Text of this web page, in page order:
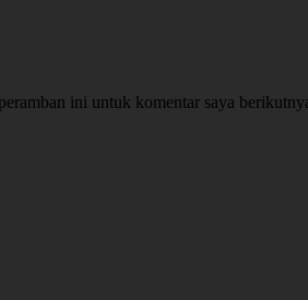
ini untuk komentar saya